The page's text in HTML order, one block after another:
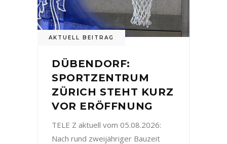
AKTUELL BEITRAG
DÜBENDORF:
SPORTZENTRUM
ZÜRICH STEHT KURZ
VOR ERÖFFNUNG
TELE Z aktuell vom 05.08.2026:
Nach rund zweijähriger Bauzeit